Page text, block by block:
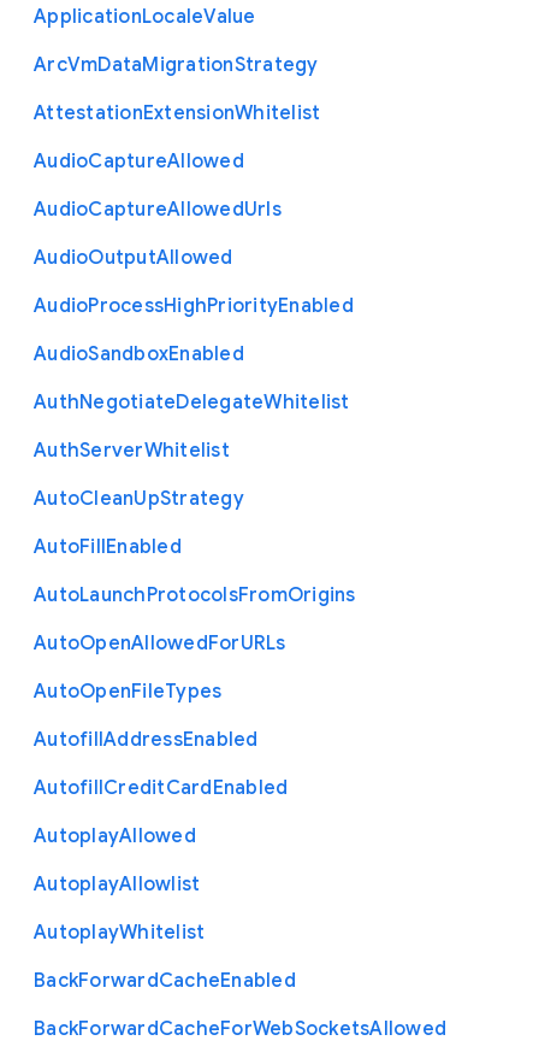
ApplicationLocaleValue
ArcVmDataMigrationStrategy
AttestationExtensionWhitelist
AudioCaptureAllowed
AudioCaptureAllowedUrls
AudioOutputAllowed
AudioProcessHighPriorityEnabled
AudioSandboxEnabled
AuthNegotiateDelegateWhitelist
AuthServerWhitelist
AutoCleanUpStrategy
AutoFillEnabled
AutoLaunchProtocolsFromOrigins
AutoOpenAllowedForURLs
AutoOpenFileTypes
AutofillAddressEnabled
AutofillCreditCardEnabled
AutoplayAllowed
AutoplayAllowlist
AutoplayWhitelist
BackForwardCacheEnabled
BackForwardCacheForWebSocketsAllowed